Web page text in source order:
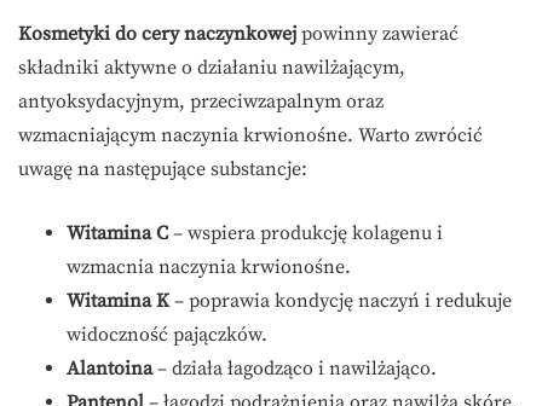
Kosmetyki do cery naczynkowej powinny zawierać
składniki aktywne o działaniu nawilżającym,
antyoksydacyjnym, przeciwzapalnym oraz
wzmacniającym naczynia krwionośne. Warto zwrócić
uwagę na następujące substancje:
Witamina C – wspiera produkcję kolagenu i
wzmacnia naczynia krwionośne.
Witamina K– poprawia kondycję naczyń i redukuje
widoczność pajączków.
Alantoina– działa łagodząco i nawilżająco.